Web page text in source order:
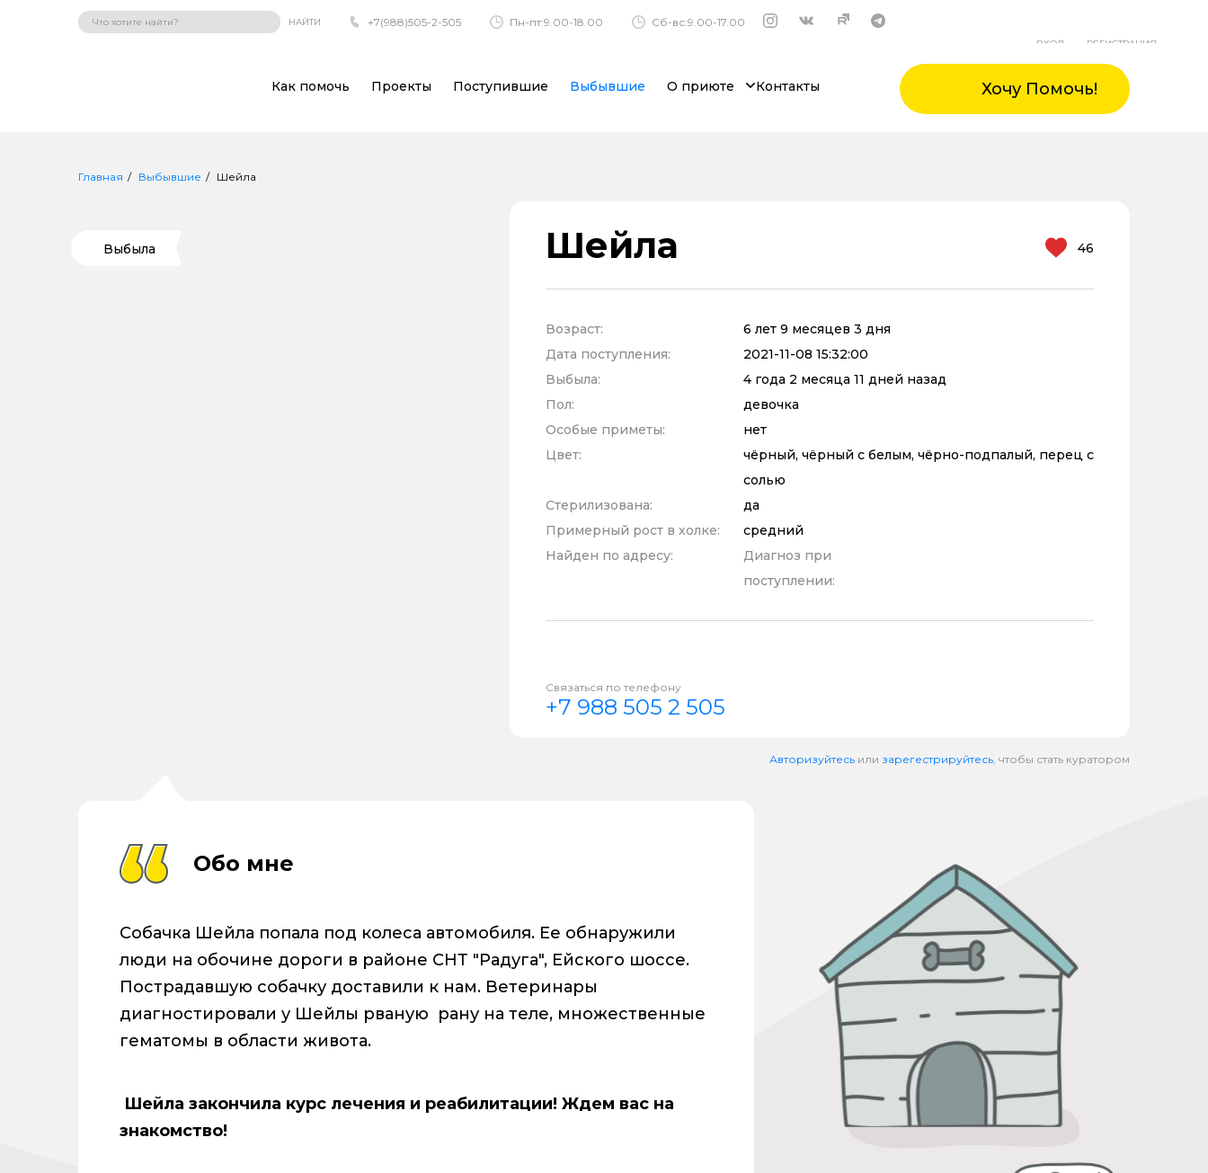
НАЙТИ +7(988)505-2-505 Пн-пт:9.00-18.00 Сб-вс:9.00-17.00
ВХОД РЕГИСТРАЦИЯ
Как помочь Проекты Поступившие Выбывшие О приюте Контакты Хочу Помочь!
Главная Выбывшие Шейла
Выбыла Шейла 46
Возраст:
6 лет 9 месяцев 3 дня
Дата поступления:
2021-11-08 15:32:00
Выбыла:
4 года 2 месяца 11 дней назад
Пол:
девочка
Особые приметы:
нет
Цвет:
чёрный, чёрный с белым, чёрно-подпалый, перец с
солью
Стерилизована:
да
Примерный рост в холке:
средний
Найден по адресу:
Диагноз при
поступлении:
Связаться по телефону
+7 988 505 2 505
Авторизуйтесь или зарегестрируйтесь, чтобы стать куратором
Обо мне
Собачка Шейла попала под колеса автомобиля. Ее обнаружили
люди на обочине дороги в районе СНТ "Радуга", Ейского шоссе.
Пострадавшую собачку доставили к нам. Ветеринары
диагностировали у Шейлы рваную рану на теле, множественные
гематомы в области живота.
Шейла закончила курс лечения и реабилитации! Ждем вас на
знакомство!